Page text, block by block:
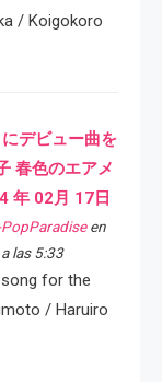
/ Koigokoro
にデビュー曲を
春色のエアメ
年 02月 17日
en
las 5:33
song for the
/ Haruiro